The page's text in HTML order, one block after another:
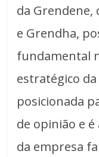
da Grendene,
e Grendha,
fundamental
estratégico
posicionada
de opinião e
da empresa